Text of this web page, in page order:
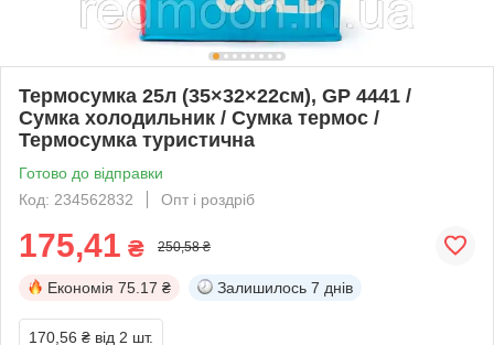
Термосумка 25л (35×32×22см), GP 4441 /
Сумка холодильник / Сумка термос /
Термосумка туристична
Готово до відправки
Код: 234562832
Опт і роздріб
175,41 ₴ 250,58 ₴
Економія 75.17 ₴ Залишилось 7 днів
170,56 ₴ від 2 шт.